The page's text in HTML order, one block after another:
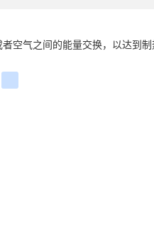
空气之间的能量交换，以达到